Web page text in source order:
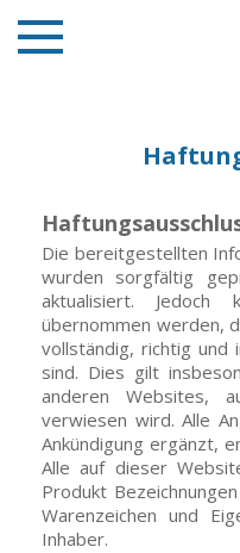
Produkte
Qualität & Zertifikate
Referenzen
Jobs
Kontakt
Die bereitgestellten
wurden sorgfältig
aktualisiert. Jedoch
übernommen werden,
vollständig, richtig
sind. Dies gilt
anderen Websites,
verwiesen wird. Alle
Ankündigung ergänzt,
Alle auf dieser
Produkt
Warenzeichen und
Inhaber.